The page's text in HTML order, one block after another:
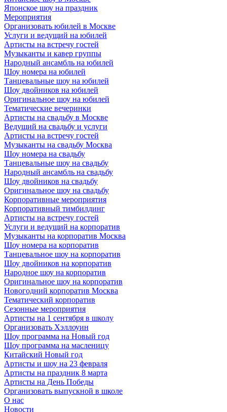
Японское шоу на праздник
Мероприятия
Организовать юбилей в Москве
Услуги и ведущий на юбилей
Артисты на встречу гостей
Музыканты и кавер группы
Народный ансамбль на юбилей
Шоу номера на юбилей
Танцевальные шоу на юбилей
Шоу двойников на юбилей
Оригинальное шоу на юбилей
Тематические вечеринки
Артисты на свадьбу в Москве
Ведущий на свадьбу и услуги
Артисты на встречу гостей
Музыканты на свадьбу Москва
Шоу номера на свадьбу
Танцевальные шоу на свадьбу
Народный ансамбль на свадьбу
Шоу двойников на свадьбу
Оригинальное шоу на свадьбу
Корпоративные мероприятия
Корпоративный тимбилдинг
Артисты на встречу гостей
Услуги и ведущий на корпоратив
Музыканты на корпоратив Москва
Шоу номера на корпоратив
Танцевальное шоу на корпоратив
Шоу двойников на корпоратив
Народное шоу на корпоратив
Оригинальное шоу на корпоратив
Новогодний корпоратив Москва
Тематический корпоратив
Сезонные мероприятия
Артисты на 1 сентября в школу
Организовать Хэллоуин
Шоу программа на Новый год
Шоу программа на масленицу
Китайский Новый год
Артисты и шоу на 23 февраля
Артисты на праздник 8 марта
Артисты на День Победы
Организовать выпускной в школе
О нас
Новости